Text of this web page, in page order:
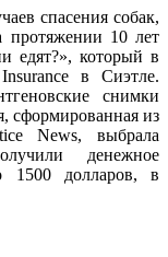
спасения собак,
протяжении 10 лет
едят?», который в
в Сиэтле.
снимки
сформированная из
News, выбрала
денежное
1500 долларов, в